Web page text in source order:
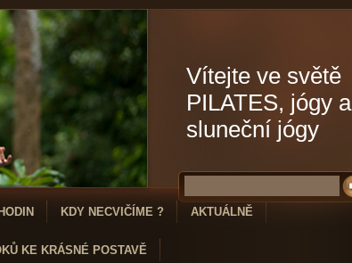
Vítejte ve světě
PILATES, jógy a
sluneční jógy
KDY NECVIČÍME ? AKTUÁLNĚ
KE KRÁSNÉ POSTAVĚ